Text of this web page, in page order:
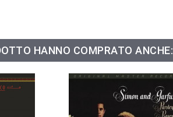
HANNO COMPRATO ANCHE: